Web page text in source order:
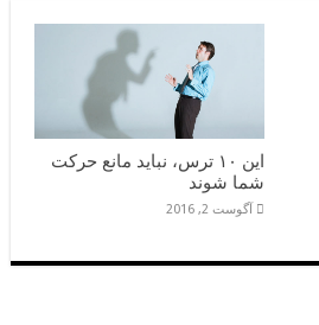
این ۱۰ ترس، نباید مانع حرکت
شما شوند
آگوست 2, 2016